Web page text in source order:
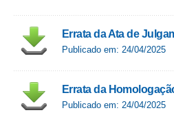
Errata da Ata de
Publicado em: 24/04/2025
Errata da
Publicado em: 24/04/2025